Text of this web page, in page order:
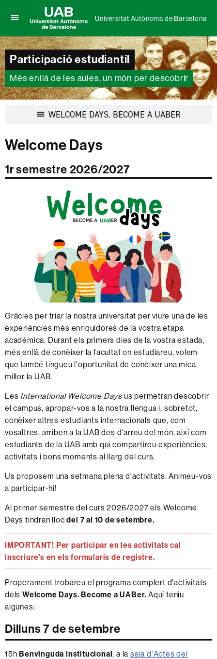
per
desplegar
el
menú
de
Universitat
Autònoma
de
Barcelona
Universitat
Autònoma
de
Barcelona
Universitat Autònoma de Barcelona
Participació estudiantil
Més enllà de les aules, un món per descobrir
WELCOME DAYS. BECOME A UABERDesplegar
Welcome Days
1r semestre 2026/2027
Gràcies per triar la nostra universitat per viure una de les
experiències més enriquidores de la vostra etapa
acadèmica. Durant els primers dies de la vostra estada,
més enllà de conèixer la facultat on estudiareu, volem
que també tingueu l'oportunitat de conèixer una mica
millor la UAB.
Les International Welcome Days us permetran descobrir
el campus, apropar-vos a la nostra llengua i, sobretot,
conèixer altres estudiants internacionals que, com
vosaltres, arriben a la UAB des d'arreu del món, així com
estudiants de la UAB amb qui compartireu experiències,
activitats i bons moments al llarg del curs.
Us proposem una setmana plena d'activitats. Animeu-vos
a participar-hi!
Al primer semestre del curs 2026/2027 els Welcome
Days tindran llocdel 7 al 10 de setembre.
IMPORTANT! Per participar en les activitats cal
inscriure's en els formularis de registre.
Properament trobareu el programa complert d'activitats
dels Welcome Days. Become a UABer. Aquí teniu
algunes:
Dilluns 7 de setembre
15hBenvinguda institucional, a lasala d'Actes del